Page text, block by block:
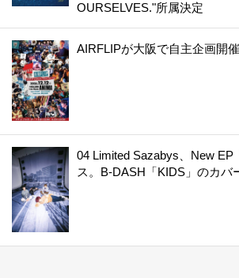
OURSELVES."所属決定
AIRFLIPが大阪で自主企画開
04 Limited Sazabys、New EP
ス。B-DASH「KIDS」のカバ